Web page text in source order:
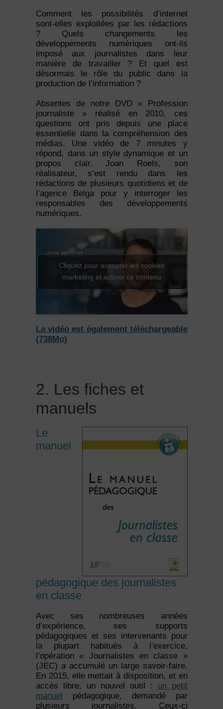
Comment les possibilités d’internet
sont-elles exploitées par les rédactions
? Quels changements les
développements numériques ont-ils
imposé aux journalistes dans leur
manière de travailler ? Et quel est
désormais le rôle du public dans la
production de l’information ?
Absentes de notre DVD « Profession
journaliste » réalisé en 2010, ces
questions ont pris depuis une place
essentielle dans la compréhension des
médias. Une vidéo de 7 minutes y
répond, dans un style dynamique et un
propos clair. Joan Roels, son
réalisateur, s’est rendu dans les
rédactions de plusieurs quotidiens et de
l’agence Belga pour y interroger les
responsables des développements
numériques.
Cliquez pour accepter les cookies
marketing et activer ce contenu
La vidéo est également téléchargeable
(738Mo)
2. Les fiches et
manuels
Le
manuel
pédagogique des journalistes
en classe
Avec ses nombreuses années
d’expérience, ses supports
pédagogiques et ses intervenants pour
la plupart habitués à l’exercice,
l’opération « Journalistes en classe »
(JEC) a accumulé un large savoir-faire.
En 2015, elle mettait à disposition, et en
accès libre, un nouvel outil : un petit
manuel pédagogique, demandé par
plusieurs journalistes. Ceux-ci